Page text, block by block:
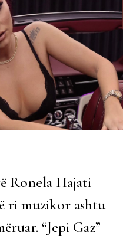
Ronela Hajati
ri muzikor ashtu
“Jepi Gaz”